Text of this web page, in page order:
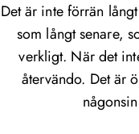
Det är inte förrän
som långt senare,
verkligt. När det
återvändo. Det är